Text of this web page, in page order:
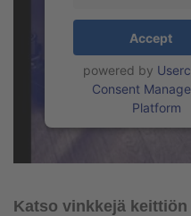
Accept
powered by
Consent
Platform
Katso vinkkejä